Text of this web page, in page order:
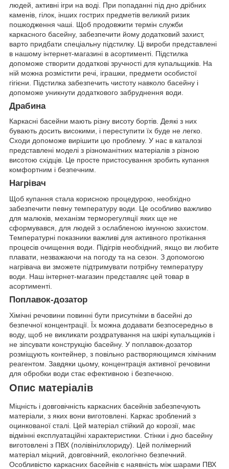
людей, активні ігри на воді. При попаданні під дно дрібних
каменів, гілок, інших гострих предметів великий ризик
пошкодження чаші. Щоб продовжити термін служби
каркасного басейну, забезпечити йому додатковий захист,
варто придбати спеціальну підстилку. Ці вироби представлені
в нашому інтернет-магазині в асортименті. Підстилка
допоможе створити додаткові зручності для купальщиків. На
ній можна розмістити речі, іграшки, предмети особистої
гігієни. Підстилка забезпечить чистоту навколо басейну і
допоможе уникнути додаткового забруднення води.
Драбина
Каркасні басейни мають різну висоту бортів. Деякі з них
бувають досить високими, і переступити їх буде не легко.
Сходи допоможе вирішити цю проблему. У нас в каталозі
представлені моделі з різноманітних матеріалів з різною
висотою східців. Це просте пристосування зробить купання
комфортним і безпечним.
Нагрівач
Щоб купання стала корисною процедурою, необхідно
забезпечити певну температуру води. Це особливо важливо
для малюків, механізм терморегуляції яких ще не
сформувався, для людей з ослабленою імунною захистом.
Температурні показники важливі для активного протікання
процесів очищення води. Підігрів необхідний, якщо ви любите
плавати, незважаючи на погоду та на сезон. З допомогою
нагрівача ви зможете підтримувати потрібну температуру
води. Наш інтернет-магазин представляє цей товар в
асортименті.
Поплавок-дозатор
Хімічні речовини повинні бути присутніми в басейні до
безпечної концентрації. Їх можна додавати безпосередньо в
воду, щоб не викликати роздратування на шкірі купальщиків і
не зіпсувати конструкцію басейну. У поплавок-дозатор
розміщують контейнер, з повільно растворяющимся хімічним
реагентом. Завдяки цьому, концентрація активної речовини
для обробки води стає ефективною і безпечною.
Опис матеріалів
Міцність і довговічність каркасних басейнів забезпечують
матеріали, з яких вони виготовлені. Каркас зроблений з
оцинкованої сталі. Цей матеріал стійкий до корозії, має
відмінні експлуатаційні характеристики. Стінки і дно басейну
виготовлені з ПВХ (полівінілхлориду). Цей полімерний
матеріал міцний, довговічний, екологічно безпечний.
Особливістю каркасних басейнів є наявність між шарами ПВХ